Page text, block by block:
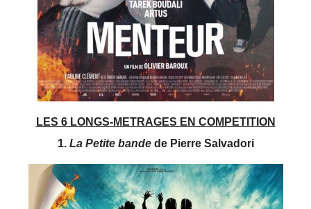
LES 6 LONGS-METRAGES EN COMPETITION
1. La Petite bandede Pierre Salvadori